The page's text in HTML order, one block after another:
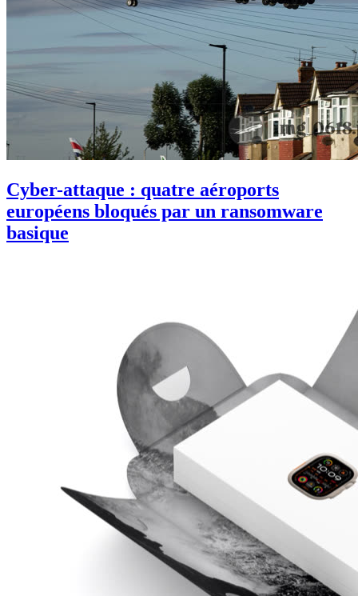
Cyber-attaque : quatre aéroports
européens bloqués par un ransomware
basique